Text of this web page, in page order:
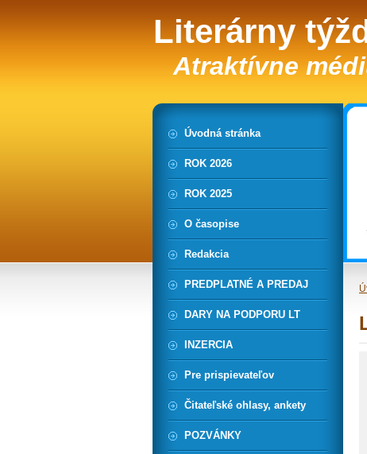
Literárny
Atraktívne
Úvodná stránka
ROK 2026
ROK 2025
O časopise
Redakcia
PREDPLATNÉ A PREDAJ
DARY NA PODPORU LT
INZERCIA
Pre prispievateľov
Čitateľské ohlasy, ankety
POZVÁNKY